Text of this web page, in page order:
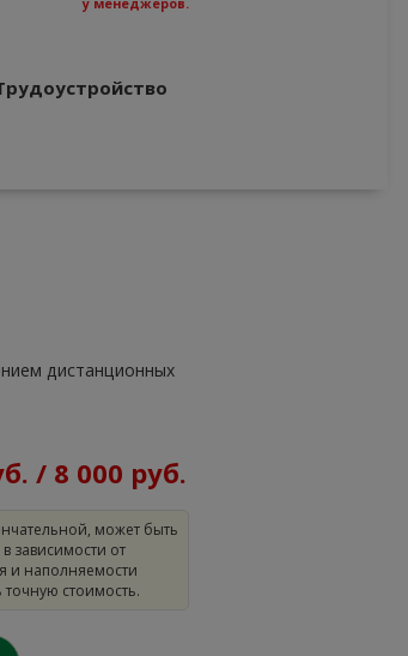
у менеджеров.
дистанционных
/ 8 000 руб.
может быть
зависимости от
наполняемости
точную стоимость.